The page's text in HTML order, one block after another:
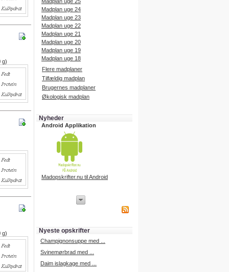
g)
g)
Madplan uge 24
Madplan uge 23
Madplan uge 22
Madplan uge 21
Madplan uge 20
Madplan uge 19
Madplan uge 18
Flere madplaner
Tilfældig madplan
Brugernes madplaner
Økologisk madplan
Nyheder
Android Applikation
Madopskrifter.nu til Android
iPhone udvikling
Nyeste opskrifter
Champignonsuppe med ...
Svinemørbrad med ...
Daim islagkage med ...